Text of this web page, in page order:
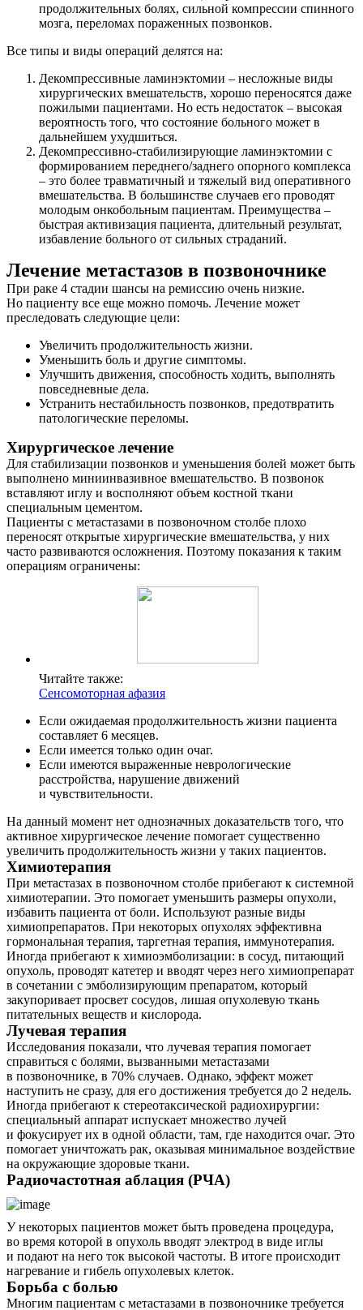
продолжительных болях, сильной компрессии спинного
мозга, переломах пораженных позвонков.
Все типы и виды операций делятся на:
Декомпрессивные ламинэктомии – несложные виды
хирургических вмешательств, хорошо переносятся даже
пожилыми пациентами. Но есть недостаток – высокая
вероятность того, что состояние больного может в
дальнейшем ухудшиться.
Декомпрессивно-стабилизирующие ламинэктомии с
формированием переднего/заднего опорного комплекса
– это более травматичный и тяжелый вид оперативного
вмешательства. В большинстве случаев его проводят
молодым онкобольным пациентам. Преимущества –
быстрая активизация пациента, длительный результат,
избавление больного от сильных страданий.
Лечение метастазов в позвоночнике
При раке 4 стадии шансы на ремиссию очень низкие.
Но пациенту все еще можно помочь. Лечение может
преследовать следующие цели:
Увеличить продолжительность жизни.
Уменьшить боль и другие симптомы.
Улучшить движения, способность ходить, выполнять
повседневные дела.
Устранить нестабильность позвонков, предотвратить
патологические переломы.
Хирургическое лечение
Для стабилизации позвонков и уменьшения болей может быть
выполнено миниинвазивное вмешательство. В позвонок
вставляют иглу и восполняют объем костной ткани
специальным цементом.
Пациенты с метастазами в позвоночном столбе плохо
переносят открытые хирургические вмешательства, у них
часто развиваются осложнения. Поэтому показания к таким
операциям ограничены:
Читайте также:
Сенсомоторная афазия
Если ожидаемая продолжительность жизни пациента
составляет 6 месяцев.
Если имеется только один очаг.
Если имеются выраженные неврологические
расстройства, нарушение движений
и чувствительности.
На данный момент нет однозначных доказательств того, что
активное хирургическое лечение помогает существенно
увеличить продолжительность жизни у таких пациентов.
Химиотерапия
При метастазах в позвоночном столбе прибегают к системной
химиотерапии. Это помогает уменьшить размеры опухоли,
избавить пациента от боли. Используют разные виды
химиопрепаратов. При некоторых опухолях эффективна
гормональная терапия, таргетная терапия, иммунотерапия.
Иногда прибегают к химиоэмболизации: в сосуд, питающий
опухоль, проводят катетер и вводят через него химиопрепарат
в сочетании с эмболизирующим препаратом, который
закупоривает просвет сосудов, лишая опухолевую ткань
питательных веществ и кислорода.
Лучевая терапия
Исследования показали, что лучевая терапия помогает
справиться с болями, вызванными метастазами
в позвоночнике, в 70% случаев. Однако, эффект может
наступить не сразу, для его достижения требуется до 2 недель.
Иногда прибегают к стереотаксической радиохирургии:
специальный аппарат испускает множество лучей
и фокусирует их в одной области, там, где находится очаг. Это
помогает уничтожать рак, оказывая минимальное воздействие
на окружающие здоровые ткани.
Радиочастотная аблация (РЧА)
У некоторых пациентов может быть проведена процедура,
во время которой в опухоль вводят электрод в виде иглы
и подают на него ток высокой частоты. В итоге происходит
нагревание и гибель опухолевых клеток.
Борьба с болью
Многим пациентам с метастазами в позвоночнике требуется